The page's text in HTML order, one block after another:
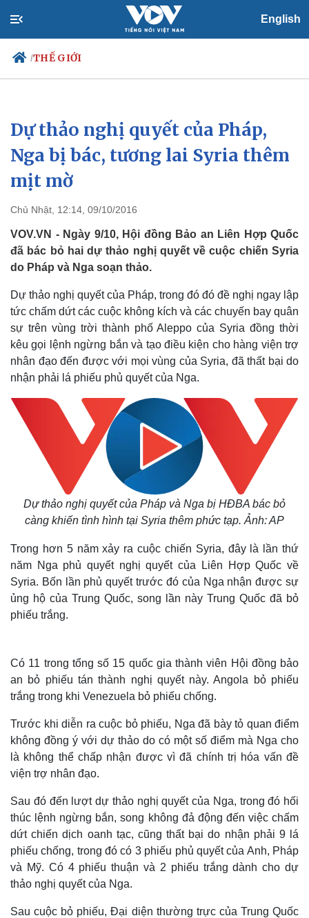
English
/THẾ GIỚI
Chính trị
Đảng
Tổ chức nhân sự
Quốc hội
Nhận diện sự thật
Xã hội
Tin 24h
Dự báo thời tiết
Dự thảo nghị quyết của Pháp,
Nga bị bác, tương lai Syria thêm
mịt mờ
Chủ Nhật, 12:14, 09/10/2016
VOV.VN - Ngày 9/10, Hội đồng Bảo an Liên Hợp Quốc
đã bác bỏ hai dự thảo nghị quyết về cuộc chiến Syria
do Pháp và Nga soạn thảo.
Dự thảo nghị quyết của Pháp, trong đó đó đề nghị ngay lập
tức chấm dứt các cuộc không kích và các chuyến bay quân
sự trên vùng trời thành phố Aleppo của Syria đồng thời
kêu gọi lệnh ngừng bắn và tạo điều kiện cho hàng viện trợ
nhân đạo đến được với mọi vùng của Syria, đã thất bại do
nhận phải lá phiếu phủ quyết của Nga.
Dự thảo nghị quyết của Pháp và Nga bị HĐBA bác bỏ
càng khiến tình hình tại Syria thêm phức tạp. Ảnh: AP
Trong hơn 5 năm xảy ra cuộc chiến Syria, đây là lần thứ
năm Nga phủ quyết nghị quyết của Liên Hợp Quốc về
Syria. Bốn lần phủ quyết trước đó của Nga nhận được sự
ủng hộ của Trung Quốc, song lần này Trung Quốc đã bỏ
phiếu trắng.
Có 11 trong tổng số 15 quốc gia thành viên Hội đồng bảo
an bỏ phiếu tán thành nghị quyết này. Angola bỏ phiếu
trắng trong khi Venezuela bỏ phiếu chống.
Trước khi diễn ra cuộc bỏ phiếu, Nga đã bày tỏ quan điểm
không đồng ý với dự thảo do có một số điểm mà Nga cho
là không thể chấp nhận được vì đã chính trị hóa vấn đề
viện trợ nhân đạo.
Sau đó đến lượt dự thảo nghị quyết của Nga, trong đó hối
thúc lệnh ngừng bắn, song không đả động đến việc chấm
dứt chiến dịch oanh tạc, cũng thất bại do nhận phải 9 lá
phiếu chống, trong đó có 3 phiếu phủ quyết của Anh, Pháp
và Mỹ. Có 4 phiếu thuận và 2 phiếu trắng dành cho dự
thảo nghị quyết của Nga.
Sau cuộc bỏ phiếu, Đại diện thường trực của Trung Quốc